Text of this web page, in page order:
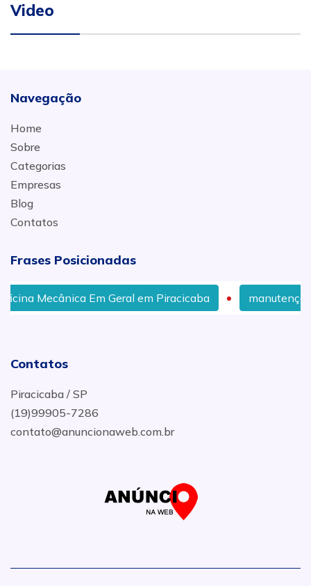
Video
Navegação
Home
Sobre
Categorias
Empresas
Blog
Contatos
Frases Posicionadas
Mecânica Em Geral em Piracicaba manutenção
Contatos
Piracicaba / SP
(19)99905-7286
contato@anuncionaweb.com.br